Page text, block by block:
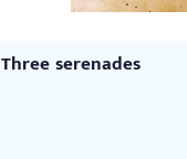
Three serenades